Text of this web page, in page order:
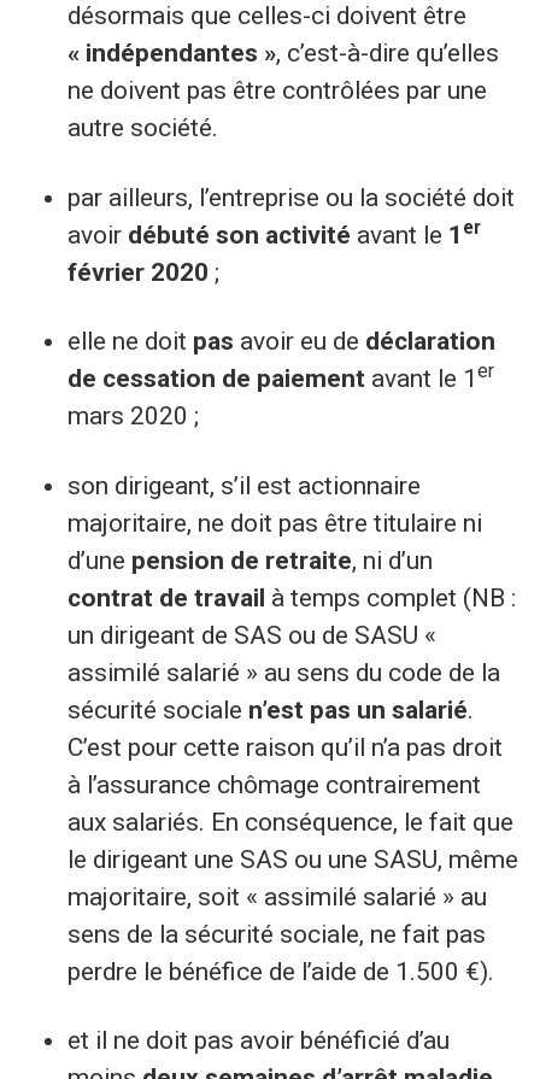
désormais que celles-ci doivent être
« indépendantes », c’est-à-dire qu’elles
ne doivent pas être contrôlées par une
autre société.
par ailleurs, l’entreprise ou la société doit
avoir débuté son activité avant le 1 er
février 2020 ;
elle ne doit pas avoir eu de déclaration
de cessation de paiement avant le 1 er
mars 2020 ;
son dirigeant, s’il est actionnaire
majoritaire, ne doit pas être titulaire ni
d’une pension de retraite, ni d’un
contrat de travail à temps complet (NB :
un dirigeant de SAS ou de SASU «
assimilé salarié » au sens du code de la
sécurité sociale n’est pas un salarié.
C’est pour cette raison qu’il n’a pas droit
à l’assurance chômage contrairement
aux salariés. En conséquence, le fait que
le dirigeant une SAS ou une SASU, même
majoritaire, soit « assimilé salarié » au
sens de la sécurité sociale, ne fait pas
perdre le bénéfice de l’aide de 1.500 €).
et il ne doit pas avoir bénéficié d’au